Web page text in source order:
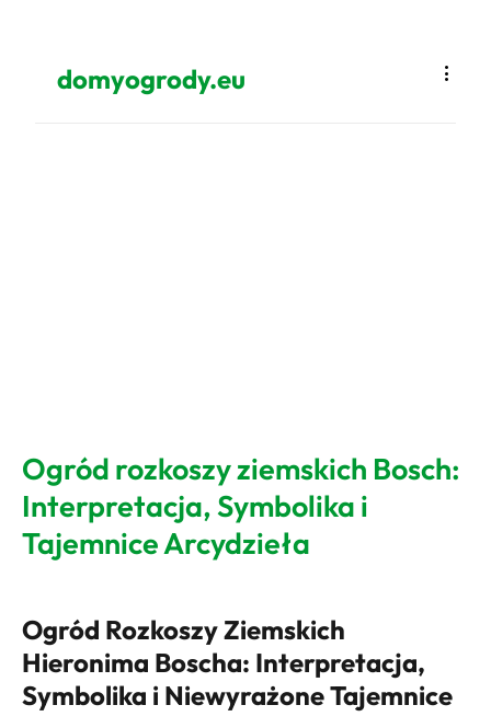
domyogrody.eu
Ogród rozkoszy ziemskich Bosch:
Interpretacja, Symbolika i
Tajemnice Arcydzieła
Ogród Rozkoszy Ziemskich
Hieronima Boscha: Interpretacja,
Symbolika i Niewyrażone Tajemnice